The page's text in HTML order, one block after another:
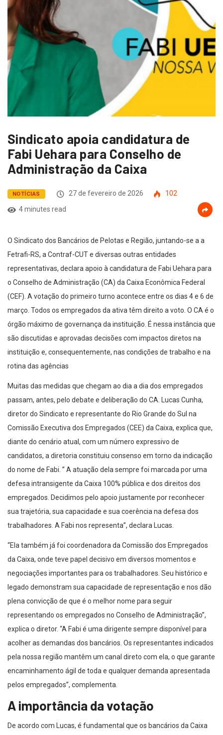
Sindicato apoia candidatura de
Fabi Uehara para Conselho de
Administração da Caixa
NOTÍCIAS 27 de fevereiro de 2026
102
4 minutes read
O Sindicato dos Bancários de Pelotas e Região, juntando-se a a
Fetrafi-RS, a Contraf-CUT e diversas outras entidades
representativas, declara apoio à candidatura de Fabi Uehara para
o Conselho de Administração (CA) da Caixa Econômica Federal
(CEF). A votação do primeiro turno acontece entre os dias 4 e 6 de
março. Todos os empregados da ativa têm direito a voto. O CA é o
órgão máximo de governança da instituição. É nessa instância que
são discutidas e aprovadas decisões com impactos diretos na
instituição e, consequentemente, nas condições de trabalho e na
rotina das agências
Muitas das medidas que chegam ao dia a dia dos empregados
passam, antes, pelo debate e deliberação do CA. Lucas Cunha,
diretor do Sindicato e representante do Rio Grande do Sul na
Comissão Executiva dos Empregados (CEE) da Caixa, explica que,
diante do cenário atual, com um número expressivo de
candidatos, a diretoria constituiu consenso em torno da indicação
do nome de Fabi. ” A atuação dela sempre foi marcada por uma
defesa intransigente da Caixa 100% pública e dos direitos dos
empregados. Decidimos pelo apoio justamente por reconhecer
sua trajetória, sua capacidade e sua coerência na defesa dos
trabalhadores. A Fabi nos representa”, declara Lucas.
“Ela também já foi coordenadora da Comissão dos Empregados
da Caixa, onde teve papel decisivo em diversos momentos e
negociações importantes para os trabalhadores. Seu histórico e
legado demonstram sua capacidade de representação e nos dão
plena convicção de que é o melhor nome para seguir
representando os empregados no Conselho de Administração”,
explica o diretor. “A Fabi é uma dirigente sempre disponível para
acolher as demandas dos bancários. Os representantes indicados
pela nossa região mantêm um canal direto com ela, o que garante
encaminhamento ágil de toda e qualquer demanda apresentada
pelos empregados”, complementa.
A importância da votação
De acordo com Lucas, é fundamental que os bancários da Caixa